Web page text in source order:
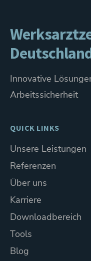
Innovative
Arbeitssicherheit
QUICK LINKS
Unsere Leistungen
Referenzen
Über uns
Karriere
Downloadbereich
Tools
Blog